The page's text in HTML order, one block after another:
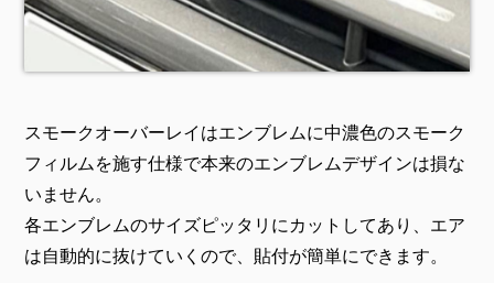
スモークオーバーレイはエンブレムに中濃色のスモーク
フィルムを施す仕様で本来のエンブレムデザインは損な
いません。
各エンブレムのサイズピッタリにカットしてあり、エア
は自動的に抜けていくので、貼付が簡単にできます。